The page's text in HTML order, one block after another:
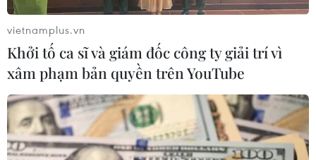
TIN LIÊN QUAN
vietnamplus.vn
Khởi tố ca sĩ và giám đốc công ty giải trí vì
xâm phạm bản quyền trên YouTube